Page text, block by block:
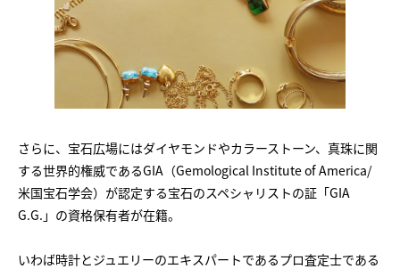
さらに、宝石広場にはダイヤモンドやカラーストーン、真珠に関
する世界的権威であるGIA（Gemological Institute of America/
米国宝石学会）が認定する宝石のスペシャリストの証「GIA
G.G.」の資格保有者が在籍。
いわば時計とジュエリーのエキスパートであるプロ査定士である